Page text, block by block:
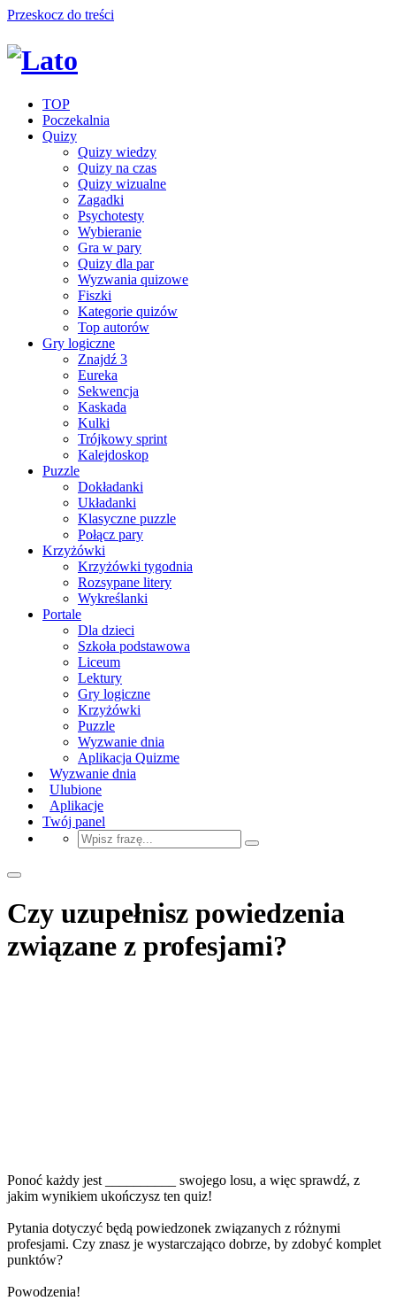
Przeskocz do treści
TOP
Poczekalnia
Quizy
Quizy wiedzy
Quizy na czas
Quizy wizualne
Zagadki
Psychotesty
Wybieranie
Gra w pary
Quizy dla par
Wyzwania quizowe
Fiszki
Kategorie quizów
Top autorów
Gry logiczne
Znajdź 3
Eureka
Sekwencja
Kaskada
Kulki
Trójkowy sprint
Kalejdoskop
Puzzle
Dokładanki
Układanki
Klasyczne puzzle
Połącz pary
Krzyżówki
Krzyżówki tygodnia
Rozsypane litery
Wykreślanki
Portale
Dla dzieci
Szkoła podstawowa
Liceum
Lektury
Gry logiczne
Krzyżówki
Puzzle
Wyzwanie dnia
Aplikacja Quizme
Wyzwanie dnia
Ulubione
Aplikacje
Twój panel
Czy uzupełnisz powiedzenia
związane z profesjami?
Ponoć każdy jest __________ swojego losu, a więc sprawdź, z
jakim wynikiem ukończysz ten quiz!
Pytania dotyczyć będą powiedzonek związanych z różnymi
profesjami. Czy znasz je wystarczająco dobrze, by zdobyć komplet
punktów?
Powodzenia!